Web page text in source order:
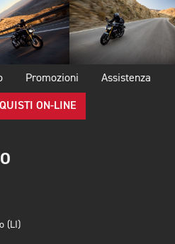
Promozioni Assistenza
ON-LINE
(LI)